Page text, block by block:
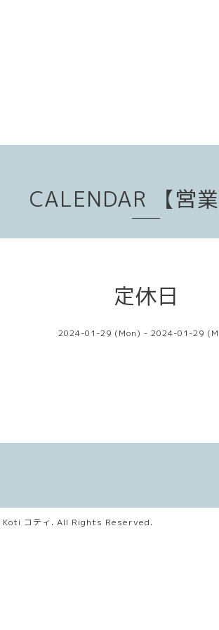
CALENDAR 【営
定休日
2024-01-29 (Mon) - 2024-01-29
Koti コティ . All Rights Reserved.